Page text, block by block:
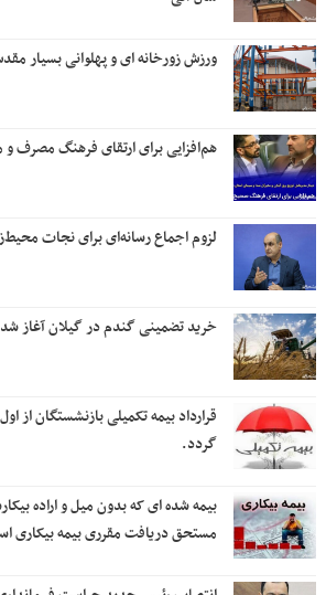
ورزش زورخانه ای و پهلوانی بسیار
هم‌افزایی برای ارتقای فرهنگ مصرف و
لزوم اجماع رسانه‌ای برای نجات
خرید تضمینی گندم در گیلان آغاز شد
قرارداد بیمه تکمیلی بازنشستگان از
گردد.
بیمه شده ای که بدون میل و اراده
مستحق دریافت مقرری بیمه بیکاری